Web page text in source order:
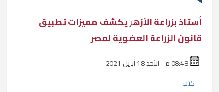
أستاذ بزراعة الأزهر يكشف مميزات تطبيق
قانون الزراعة العضوية لمصر
كتب